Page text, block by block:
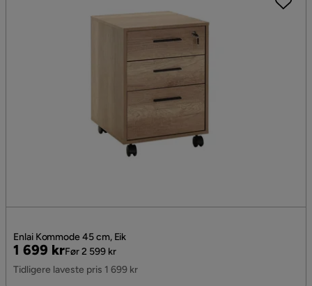
Enlai Kommode 45 cm, Eik
Pris
1 699 kr
Original
Pris
Før 2 599 kr
Tidligere laveste pris 1 699 kr